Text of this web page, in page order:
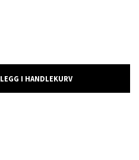
LEGG I HANDLEKURV